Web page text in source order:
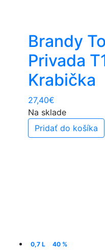
Brandy
Privada
Krabička
27,40€
Na sklade
Pridať do košíka
0,7 L 40 %